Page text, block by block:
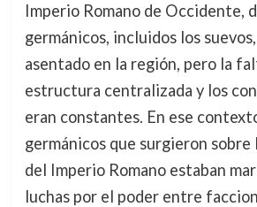
Imperio Romano de Occidente,
germánicos, incluidos los
asentado en la región, pero la
estructura centralizada y los
eran constantes. En ese
germánicos que surgieron sobre
del Imperio Romano estaban
luchas por el poder entre